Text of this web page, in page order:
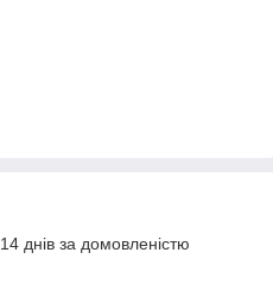
днів за домовленістю